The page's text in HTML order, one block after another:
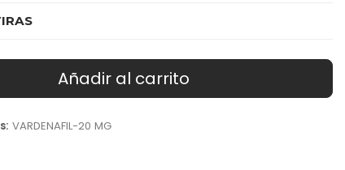
Añadir al carrito
VARDENAFIL-20 MG